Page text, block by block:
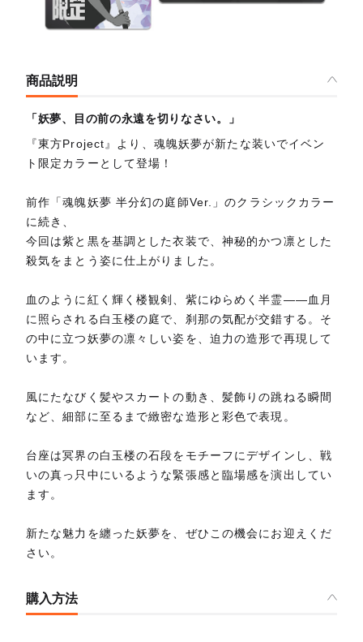
商品説明
「妖夢、目の前の永遠を切りなさい。」
『東方Project』より、魂魄妖夢が新たな装いでイベン
ト限定カラーとして登場！
前作「魂魄妖夢 半分幻の庭師Ver.」のクラシックカラー
に続き、
今回は紫と黒を基調とした衣装で、神秘的かつ凛とした
殺気をまとう姿に仕上がりました。
血のように紅く輝く楼観剣、紫にゆらめく半霊――血月
に照らされる白玉楼の庭で、刹那の気配が交錯する。そ
の中に立つ妖夢の凛々しい姿を、迫力の造形で再現して
います。
風にたなびく髪やスカートの動き、髪飾りの跳ねる瞬間
など、細部に至るまで緻密な造形と彩色で表現。
台座は冥界の白玉楼の石段をモチーフにデザインし、戦
いの真っ只中にいるような緊張感と臨場感を演出してい
ます。
新たな魅力を纏った妖夢を、ぜひこの機会にお迎えくだ
さい。
購入方法